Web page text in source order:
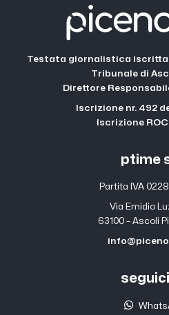
Testata giornalistica iscritta
Tribunale di
Direttore
Iscrizione nr. 492
Iscrizione ROC
ptime
Partita IVA
Via Emidio
63100 – Ascoli